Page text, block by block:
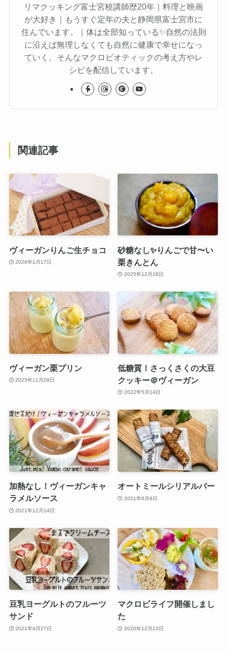
リマクッキング富士宮校講師歴20年｜料理と映画
が大好き｜もうすぐ定年の夫と静岡県富士宮市に
住んでいます。｜体は全部知っている✨自然の法則
に沿えば無理しなくても自然に健康で幸せになっ
ていく。そんなマクロビオティックの考え方やレ
シピを配信しています。
関連記事
ヴィーガンりんご生チョコ
2026年1月17日
砂糖なし✨りんごで甘〜い
栗きんとん
2025年12月26日
ヴィーガン栗プリン
2025年11月28日
低糖質！さっくさくの大豆
クッキー＠ヴィーガン
2022年5月14日
加熱なし！ヴィーガンキャ
ラメルソース
2021年12月14日
オートミールシリアルバー
2021年6月8日
豆乳ヨーグルトのフルーツ
サンド
2021年4月27日
マクロビライフ開催しまし
た
2020年12月23日